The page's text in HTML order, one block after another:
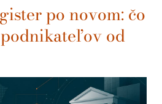
po novom: čo
od